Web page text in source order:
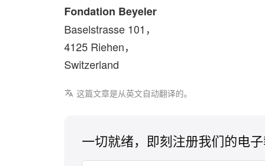
Fondation Beyeler
Baselstrasse 101，
4125 Riehen，
Switzerland
这篇文章是从英文自动翻译的。
一切就绪，即刻注册我们的电